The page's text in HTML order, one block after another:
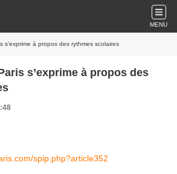
MENU
s’exprime à propos des rythmes scolaires
s’exprime à propos des
spip.php?article352